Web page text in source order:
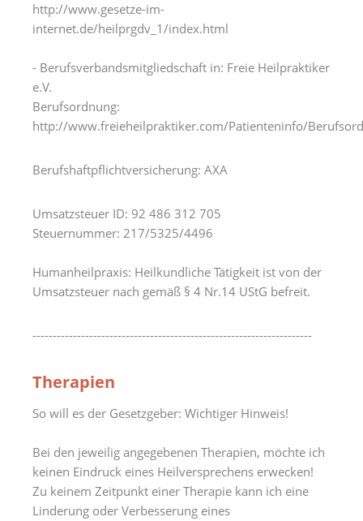
http://www.gesetze-im-
internet.de/heilprgdv_1/index.html
- Berufsverbandsmitgliedschaft in: Freie Heilpraktiker
e.V.
Berufsordnung:
http://www.freieheilpraktiker.com/Patienteninfo/
Berufshaftpflichtversicherung: AXA
Umsatzsteuer ID: 92 486 312 705
Steuernummer: 217/5325/4496
Humanheilpraxis: Heilkundliche Tätigkeit ist von der
Umsatzsteuer nach gemäß § 4 Nr.14 UStG befreit.
---------------------------------------------------------------------
Therapien
So will es der Gesetzgeber: Wichtiger Hinweis!
Bei den jeweilig angegebenen Therapien, möchte ich
keinen Eindruck eines Heilversprechens erwecken!
Zu keinem Zeitpunkt einer Therapie kann ich eine
Linderung oder Verbesserung eines